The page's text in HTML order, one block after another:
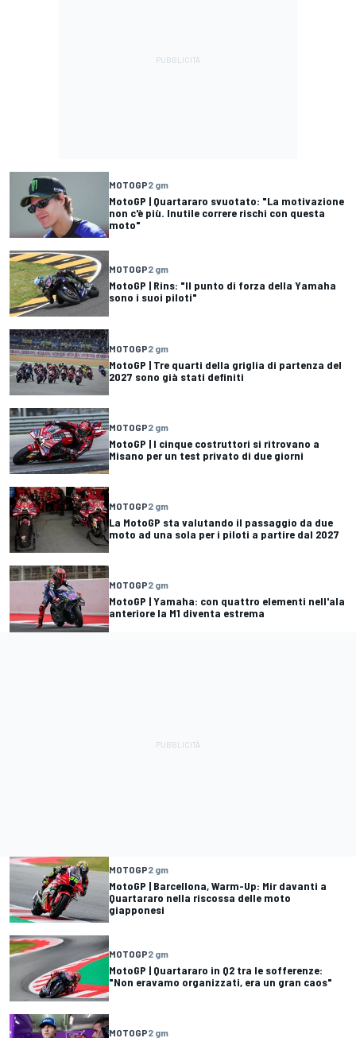
MOTOGP2 gm
MotoGP | Quartararo svuotato: "La motivazione
non c'è più. Inutile correre rischi con questa
moto"
MOTOGP2 gm
MotoGP | Rins: "Il punto di forza della Yamaha
sono i suoi piloti"
MOTOGP2 gm
MotoGP | Tre quarti della griglia di partenza del
2027 sono già stati definiti
MOTOGP2 gm
MotoGP | I cinque costruttori si ritrovano a
Misano per un test privato di due giorni
MOTOGP2 gm
La MotoGP sta valutando il passaggio da due
moto ad una sola per i piloti a partire dal 2027
MOTOGP2 gm
MotoGP | Yamaha: con quattro elementi nell'ala
anteriore la M1 diventa estrema
MOTOGP2 gm
MotoGP | Barcellona, Warm-Up: Mir davanti a
Quartararo nella riscossa delle moto
giapponesi
MOTOGP2 gm
MotoGP | Quartararo in Q2 tra le sofferenze:
"Non eravamo organizzati, era un gran caos"
MOTOGP2 gm